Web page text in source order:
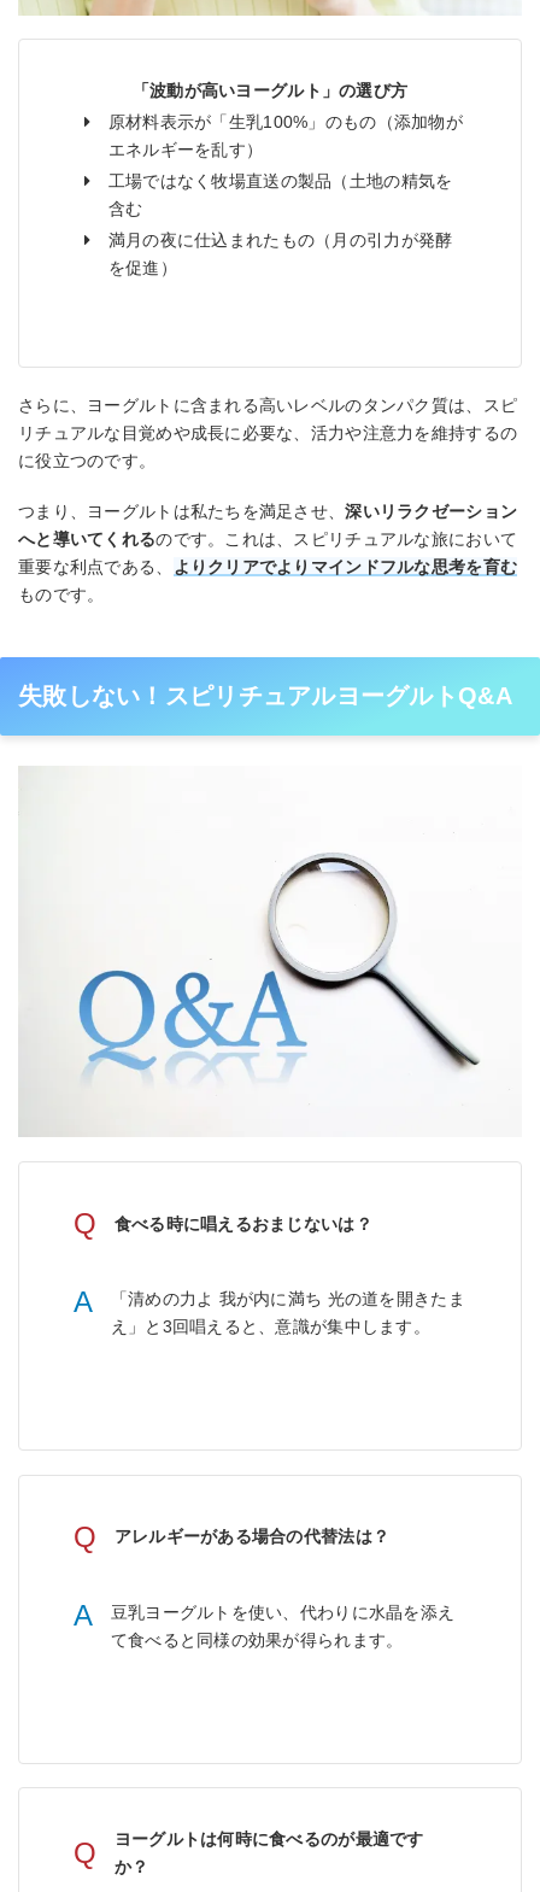
「波動が高いヨーグルト」の選び方
原材料表示が「生乳100%」のもの（添加物が
エネルギーを乱す）
工場ではなく牧場直送の製品（土地の精気を
含む
満月の夜に仕込まれたもの（月の引力が発酵
を促進）
さらに、ヨーグルトに含まれる高いレベルのタンパク質は、スピ
リチュアルな目覚めや成長に必要な、活力や注意力を維持するの
に役立つのです。
つまり、ヨーグルトは私たちを満足させ、深いリラクゼーション
へと導いてくれるのです。これは、スピリチュアルな旅において
重要な利点である、 よりクリアでよりマインドフルな思考を育む
ものです。
失敗しない！スピリチュアルヨーグルトQ&A
Q 食べる時に唱えるおまじないは？
A
「清めの力よ 我が内に満ち 光の道を開きたま
え」と3回唱えると、意識が集中します。
Q アレルギーがある場合の代替法は？
A
豆乳ヨーグルトを使い、代わりに水晶を添え
て食べると同様の効果が得られます。
Q
ヨーグルトは何時に食べるのが最適です
か？